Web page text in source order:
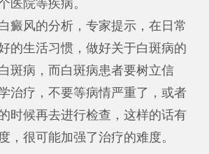
医院等疾病。
风的分析，专家提示，在日常
的生活习惯，做好关于白斑病的
斑病，而白斑病患者要树立信
治疗，不要等病情严重了，或者
时候再去进行检查，这样的话有
，很可能加强了治疗的难度。